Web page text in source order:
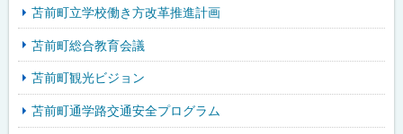
苫前町立学校働き方改革推進計画
苫前町総合教育会議
苫前町観光ビジョン
苫前町通学路交通安全プログラム